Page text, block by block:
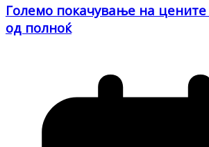
Големо покачување на цените
од полноќ